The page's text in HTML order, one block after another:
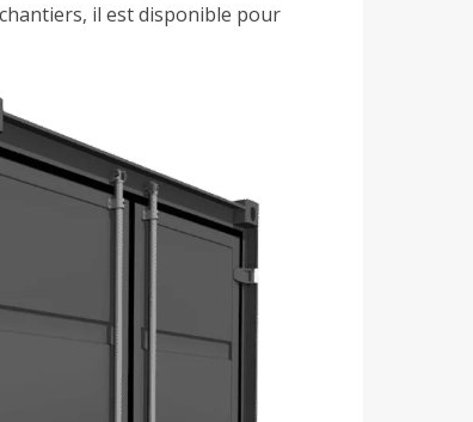
il est disponible pour